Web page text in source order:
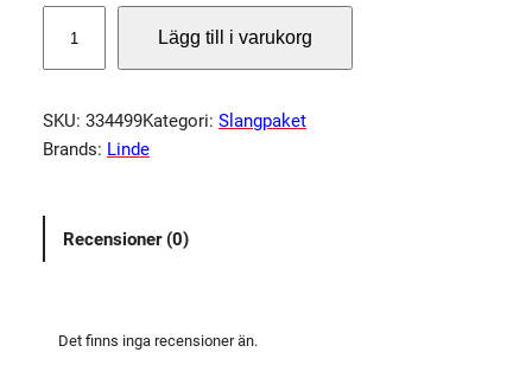
G
N
S
A
Lägg till i varukorg
SKU: 334499Kategori: Slangpaket
Brands: Linde
Recensioner (0)
Det finns inga recensioner än.